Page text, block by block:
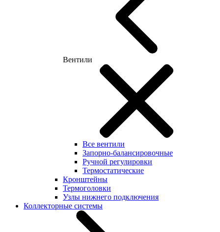
Вентили
Все вентили
Запорно-балансировочные
Ручной регулировки
Термостатические
Кронштейны
Термоголовки
Узлы нижнего подключения
Коллекторные системы